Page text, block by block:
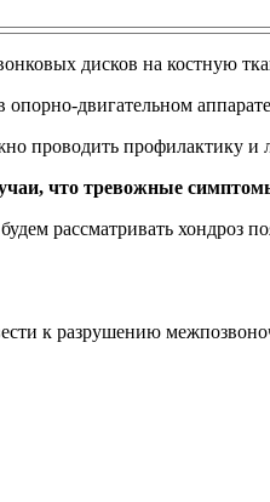
дисков на костную
двигательном
проводить профилактику и
что тревожные
рассматривать хондроз
к разрушению